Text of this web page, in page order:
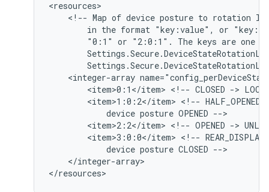
<!-- Map of device posture to rotation
in the format "key:value", or
"0:1" or "2:0:1". The keys are one
<integer-array
<item>0:1</item> <!-- CLOSED ->
<item>1:0:2</item> <!-- HALF_OPENED
device posture OPENED
<item>2:2</item> <!-- OPENED ->
<item>3:0:0</item> <!-- REAR_DISPLAY
device posture CLOSED
</integer-array>